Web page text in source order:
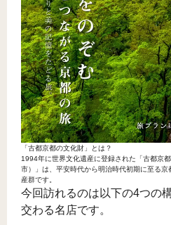
「古都京都の文化財」とは？
1994年に世界文化遺産に登録された「古都京
市）」は、平安時代から明治時代初期に至る
産群です。
今回訪れるのは以下の4つの
交わる名店です。